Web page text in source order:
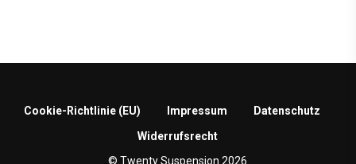
Cookie-Richtlinie (EU) Impressum
Datenschutz
Widerrufsrecht
© Twenty Suspension 2026